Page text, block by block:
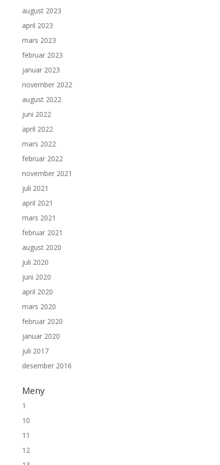
august 2023
april 2023
mars 2023
februar 2023
januar 2023
november 2022
august 2022
juni 2022
april 2022
mars 2022
februar 2022
november 2021
juli 2021
april 2021
mars 2021
februar 2021
august 2020
juli 2020
juni 2020
april 2020
mars 2020
februar 2020
januar 2020
juli 2017
desember 2016
Meny
1
10
11
12